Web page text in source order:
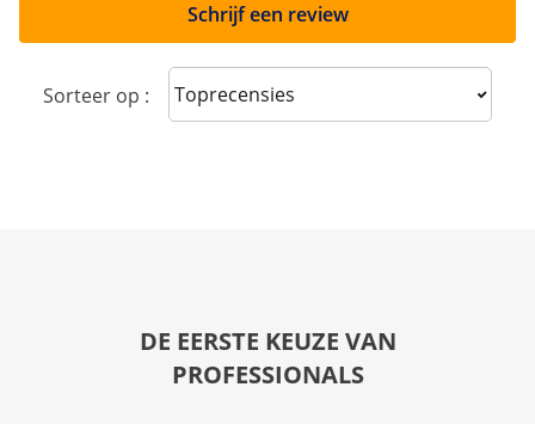
Schrijf een review
Sorteer op : Sort reviews
DE EERSTE KEUZE VAN
PROFESSIONALS